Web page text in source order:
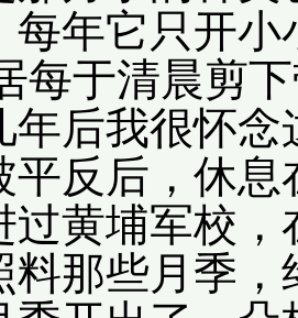
每年它只开
每于清晨剪
年后我很怀
平反后，休
过黄埔军校
料那些月季